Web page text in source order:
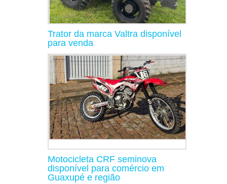
Trator da marca Valtra disponível
para venda
Motocicleta CRF seminova
disponível para comércio em
Guaxupé e região